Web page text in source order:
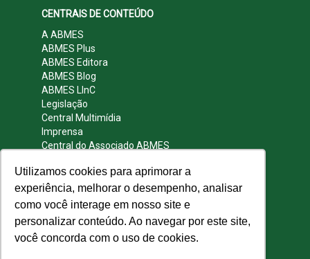
Utilizamos cookies para aprimorar a
experiência, melhorar o desempenho, analisar
como você interage em nosso site e
personalizar conteúdo. Ao navegar por este site,
você concorda com o uso de cookies.
CENTRAIS DE CONTEÚDO
A ABMES
ABMES Plus
ABMES Editora
ABMES Blog
ABMES LInC
Legislação
Central Multimídia
Imprensa
Central do Associado ABMES